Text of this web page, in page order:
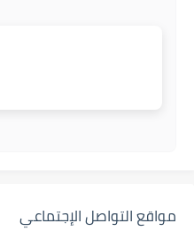
مواقع التواصل الإجتماعي